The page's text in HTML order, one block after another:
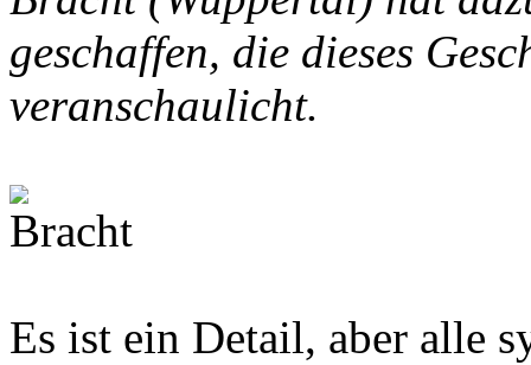
geschaffen, die dieses
veranschaulicht.
Es ist ein Detail, aber alle